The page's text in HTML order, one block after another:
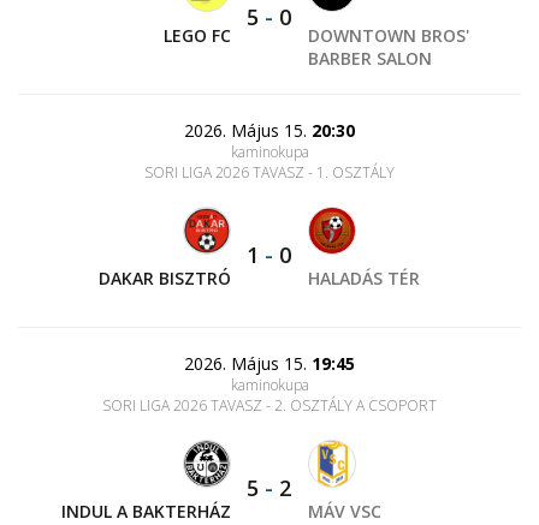
LEGO FC
5 - 0
DOWNTOWN BROS'
BARBER SALON
2026. Május 15. 20:30
kaminokupa
SORI LIGA 2026 TAVASZ - 1. OSZTÁLY
DAKAR BISZTRÓ
1 - 0
HALADÁS TÉR
2026. Május 15. 19:45
kaminokupa
SORI LIGA 2026 TAVASZ - 2. OSZTÁLY A CSOPORT
INDUL A BAKTERHÁZ
5 - 2
MÁV VSC